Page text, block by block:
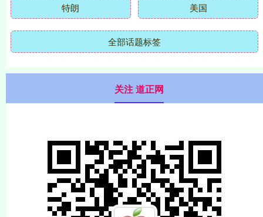
特朗 美国
全部话题标签
关注 道正网